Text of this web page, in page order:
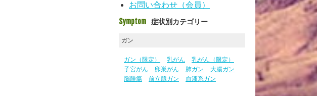
お問い合わせ（会員）
Symptom 症状別カテゴリー
ガン
ガン（限定） 乳がん
乳がん（限定）
子宮がん
卵巣がん 肺ガン
大腸ガン
脳腫瘍
前立腺ガン 血液系ガン